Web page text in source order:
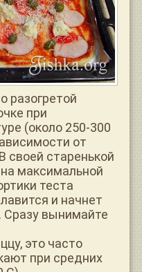
разогретой
при
(около 250-300
от
своей старенькой
максимальной
теста
и начнет
Сразу вынимайте
это часто
при средних